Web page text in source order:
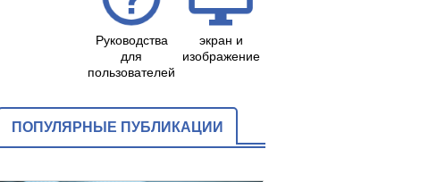
Руководства
для
пользователей
экран и
изображение
ПОПУЛЯРНЫЕ ПУБЛИКАЦИИ